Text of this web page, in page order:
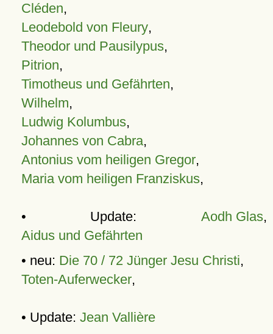
Cléden,
Leodebold von Fleury,
Theodor und Pausilypus,
Pitrion,
Timotheus und Gefährten,
Wilhelm,
Ludwig Kolumbus,
Johannes von Cabra,
Antonius vom heiligen Gregor,
Maria vom heiligen Franziskus,
• Update: Aodh Glas,
Aidus und Gefährten
• neu: Die 70 / 72 Jünger Jesu Christi,
Toten-Auferwecker,
• Update: Jean Vallière